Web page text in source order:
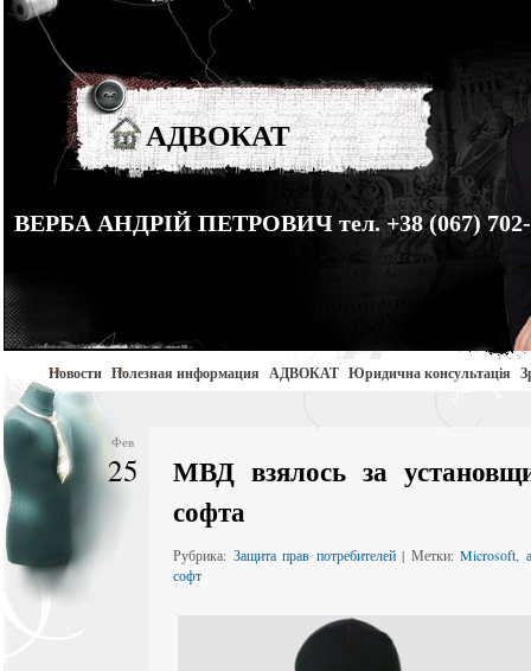
АДВОКАТ
ВЕРБА АНДРІЙ ПЕТРОВИЧ тел. +38 (067) 702-
Новости Полезная информация АДВОКАТ Юридична консультація
Фев
25
МВД взялось за
софта
Рубрика: Защита прав потребителей| Метки: Microsoft
софт